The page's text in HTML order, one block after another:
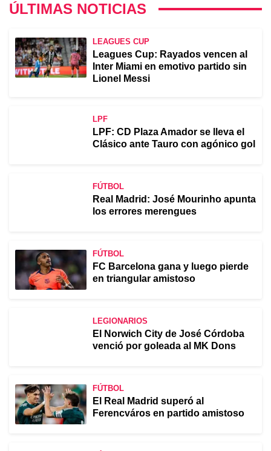
ÚLTIMAS NOTICIAS
LEAGUES CUP
Leagues Cup: Rayados vencen al
Inter Miami en emotivo partido sin
Lionel Messi
LPF
LPF: CD Plaza Amador se lleva el
Clásico ante Tauro con agónico gol
FÚTBOL
Real Madrid: José Mourinho apunta
los errores merengues
FÚTBOL
FC Barcelona gana y luego pierde
en triangular amistoso
LEGIONARIOS
El Norwich City de José Córdoba
venció por goleada al MK Dons
FÚTBOL
El Real Madrid superó al
Ferencváros en partido amistoso